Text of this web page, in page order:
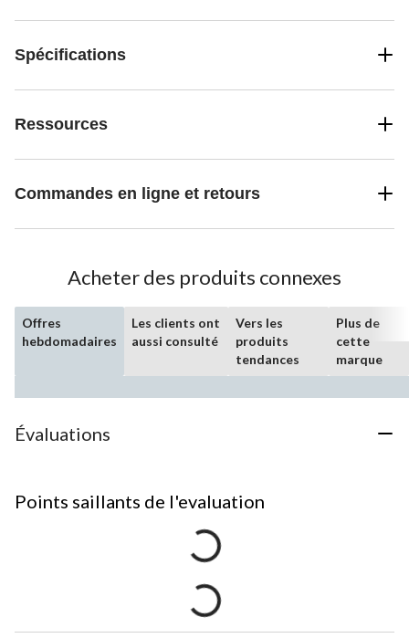
Spécifications
Ressources
Commandes en ligne et retours
Acheter des produits connexes
Offres
hebdomadaires
Les clients ont
aussi consulté
Vers les
produits
tendances
Plus de
cette
marque
Évaluations
Points saillants de l'evaluation